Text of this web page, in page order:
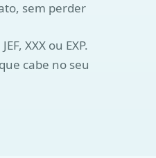
sem perder
XXX ou EXP.
cabe no seu